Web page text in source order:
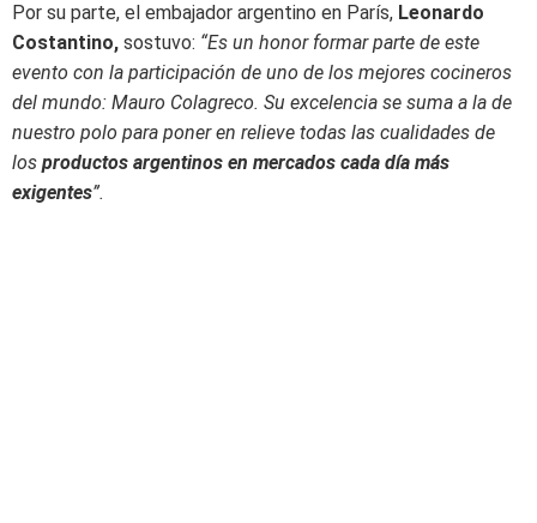
Por su parte, el embajador argentino en París, Leonardo
Costantino, sostuvo: “Es un honor formar parte de este
evento con la participación de uno de los mejores cocineros
del mundo: Mauro Colagreco. Su excelencia se suma a la de
nuestro polo para poner en relieve todas las cualidades de
los productos argentinos en mercados cada día más
exigentes”.